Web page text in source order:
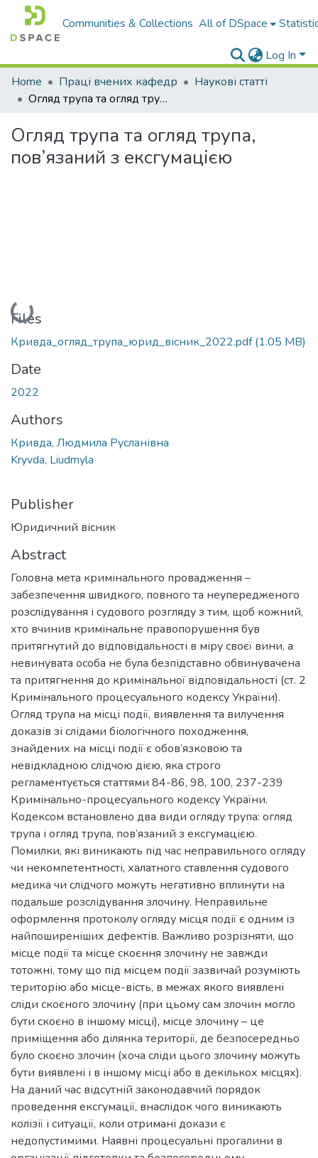
Communities & Collections All of DSpace
Log In
Home
Праці вчених кафедр
Наукові статті
Огляд трупа та огляд трупа, пов’язаний з ексгумацією
Огляд трупа та огляд трупа,
пов’язаний з ексгумацією
Loading...
Files
Кривда_огляд_трупа_юрид_вісник_2022.pdf(1.05 MB)
Date
2022
Authors
Кривда, Людмила Русланівна
Kryvda, Liudmyla
Publisher
Юридичний вісник
Abstract
Головна мета кримінального провадження –
забезпечення швидкого, повного та неупередженого
розслідування і судового розгляду з тим, щоб кожний,
хто вчинив кримінальне правопорушення був
притягнутий до відповідальності в міру своєї вини, а
невинувата особа не була безпідставно обвинувачена
та притягнення до кримінальної відповідальності (ст. 2
Кримінального процесуального кодексу України).
Огляд трупа на місці події, виявлення та вилучення
доказів зі слідами біологічного походження,
знайдених на місці події є обов’язковою та
невідкладною слідчою дією, яка строго
регламентується статтями 84-86, 98, 100, 237-239
Кримінально-процесуального кодексу України.
Кодексом встановлено два види огляду трупа: огляд
трупа і огляд трупа, пов’язаний з ексгумацією.
Помилки, які виникають під час неправильного огляду
чи некомпетентності, халатного ставлення судового
медика чи слідчого можуть негативно вплинути на
подальше розслідування злочину. Неправильне
оформлення протоколу огляду місця події є одним із
найпоширеніших дефектів. Важливо розрізняти, що
місце події та місце скоєння злочину не завжди
тотожні, тому що під місцем події зазвичай розуміють
територію або місце-вість, в межах якого виявлені
сліди скоєного злочину (при цьому сам злочин могло
бути скоєно в іншому місці), місце злочину – це
приміщення або ділянка території, де безпосередньо
було скоєно злочин (хоча сліди цього злочину можуть
бути виявлені і в іншому місці або в декількох місцях).
На даний час відсутній законодавчий порядок
проведення ексгумації, внаслідок чого виникають
колізії і ситуації, коли отримані докази є
недопустимими. Наявні процесуальні прогалини в